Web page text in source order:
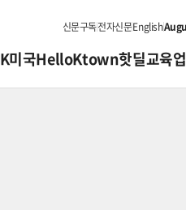
신문구독전자신문English
미국HelloKtown핫딜교육